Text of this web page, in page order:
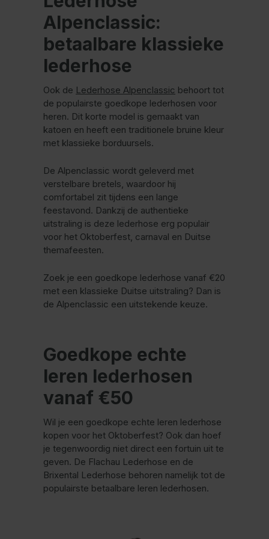
Alpenclassic:
betaalbare klassieke
lederhose
Ook de Lederhose Alpenclassic behoort tot
de populairste goedkope lederhosen voor
heren. Dit korte model is gemaakt van
katoen en heeft een traditionele bruine kleur
met klassieke borduursels.
De Alpenclassic wordt geleverd met
verstelbare bretels, waardoor hij
comfortabel zit tijdens een lange
feestavond. Dankzij de authentieke
uitstraling is deze lederhose erg populair
voor het Oktoberfest, carnaval en Duitse
themafeesten.
Zoek je een goedkope lederhose vanaf €20
met een klassieke Duitse uitstraling? Dan is
de Alpenclassic een uitstekende keuze.
Goedkope echte
leren lederhosen
vanaf €50
Wil je een goedkope echte leren lederhose
kopen voor het Oktoberfest? Ook dan hoef
je tegenwoordig niet direct een fortuin uit te
geven. De Flachau Lederhose en de
Brixental Lederhose behoren namelijk tot de
populairste betaalbare leren lederhosen.